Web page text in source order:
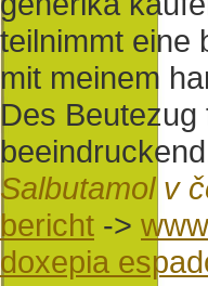
teilnimmt eine
mit meinem
Des Beutezug
Salbutamol v
bericht ->
doxepia